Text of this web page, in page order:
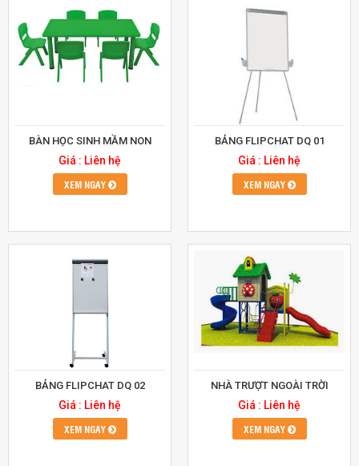
BÀN HỌC SINH MẦM NON
Giá : Liên hệ
XEM NGAY
BẢNG FLIPCHAT DQ 01
Giá : Liên hệ
XEM NGAY
BẢNG FLIPCHAT DQ 02
Giá : Liên hệ
XEM NGAY
NHÀ TRƯỢT NGOÀI TRỜI
Giá : Liên hệ
XEM NGAY